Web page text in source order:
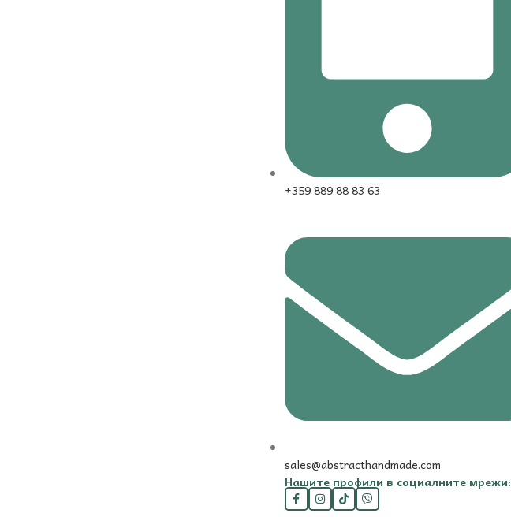
+359 889 88 83 63
sales@abstracthandmade.com
Нашите профили в социалните мрежи: